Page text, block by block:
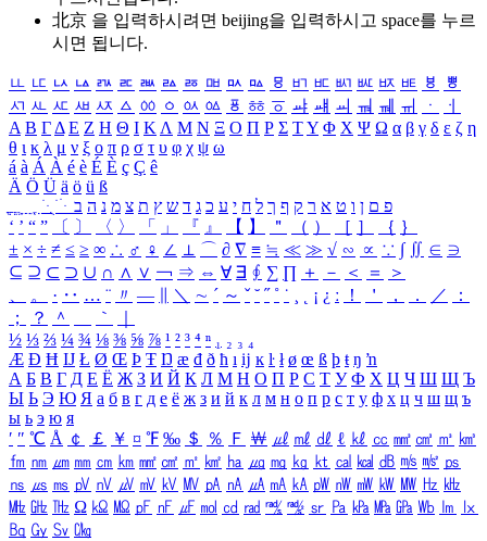
北京 을 입력하시려면 beijing을 입력하시고 space를 누르
시면 됩니다.
ㅥ ㅦ ㅧ ㅨ ㅩ ㅪ ㅫ ㅬ ㅭ ㅮ ㅯ ㅰ ㅱ ㅲ ㅳ ㅴ ㅵ ㅶ ㅷ ㅸ
ㅹ
ㅺ ㅻ ㅼ ㅽ ㅾ ㅿ ㆀ ㆁ ㆂ ㆃ ㆄ ㆅ ㆆ ㆇ ㆈ ㆉ ㆊ ㆋ ㆌ ㆍ
ㆎ
Α Β ΓΔ Ε Ζ Η Θ Ι ΚΛ Μ Ν Ξ Ο Π Ρ Σ ΤΥ Φ Χ Ψ Ω α β γ δ ε ζ η
θ ι κ λ μ ν ξ ο π ρ σ τ υ φ χ ψ ω
á à Á À é è É È ç Ç ê
Ä Ö Ü ä ö ü ß
ִֶֹ ֻּ ׁׂ פ ם ן ו ט א ר ק ף ך ל ח י ע כ ג ד ש ץ ת צ מ נ ה ב
‘ ’ “ ” 〔 〕 〈 〉 「 」 『 』 【 】 ＂ （ ） ［ ］ ｛ ｝
± × ÷ ≠ ≤ ≥ ∞ ∴ ♂ ♀ ∠ ⊥ ⌒ ∂ ∇ ≡ ≒ ≪ ≫ √ ∽ ∝ ∵ ∫ ∬ ∈ ∋
⊆ ⊇ ⊂ ⊃ ∪ ∩ ∧ ∨ ￢ ⇒ ⇔ ∀ ∃ ∮ ∑ ∏ ＋ － ＜ ＝
＞
、
。 · ‥ … ¨ 〃 ― ＼ ∼ ´ ～ ˇ ˘ ˝ ˚ ˙ ¸ ¡ ¿ ː ！ ＇ ， ． ／
：
；
？ ＾ ｀
½ ⅓ ⅔ ¼ ¾ ⅛ ⅜ ⅝ ⅞ ¹ ² ³ ⁴ ⁿ ₁ ₂ ₃ ₄
Æ Ð Ħ Ĳ Ł Ø Œ Þ Ŧ Ŋ æ đ ð ħ ı ĳ ĸ ŀ ł ø œ ß þ ŧ ŋ ŉ
А Б В Г Д Е Ё Ж З И Й К Л М Н О П Р С Т У Ф Х Ц Ч Ш Щ Ъ
Ы Ь Э Ю Я а б в г д е ё ж з и й к л м н о п р с т у ф х ц ч ш щ ъ
ы ь э ю я
′ ″ ℃ Å ￠ ￡ ￥ ¤ ℉ ‰ ＄ ％ Ｆ ￦ ㎕ ㎖ ㎗ ℓ ㎘ ㏄ ㎣ ㎤ ㎥ ㎦
㎙ ㎚ ㎛ ㎜ ㎝ ㎞ ㎟ ㎠ ㎡ ㎢ ㏊ ㎍ ㎎ ㎏ ㏏ ㎈ ㎉ ㏈ ㎧ ㎨ ㎰
㎱ ㎲ ㎳ ㎴ ㎵ ㎶ ㎷ ㎸ ㎹ ㎀ ㎁ ㎂ ㎃ ㎄ ㎺ ㎻ ㎽ ㎾ ㎿ ㎐ ㎑
㎒ ㎓ ㎔ Ω ㏀ ㏁ ㎊ ㎋ ㎌ ㏖ ㏅ ㎭ ㎮ ㎯ ㏛ ㎩ ㎪ ㎫ ㎬ ㏝ ㏐
㏓
㏃ ㏉ ㏜ ㏆